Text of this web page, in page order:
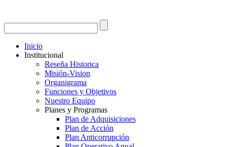
Inicio
Institucional
Reseña Historica
Misión-Vision
Organigrama
Funciones y Objetivos
Nuestro Equipo
Planes y Programas
Plan de Adquisiciones
Plan de Acción
Plan Anticorrupción